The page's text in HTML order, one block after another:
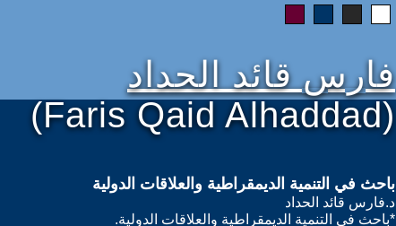
فارس قائد الحداد
(Faris Qaid Alhaddad)
باحث في التنمية الديمقراطية والعلاقات الدولية
د.فارس قائد الحداد
*باحث في التنمية الديمقراطية والعلاقات الدولية.